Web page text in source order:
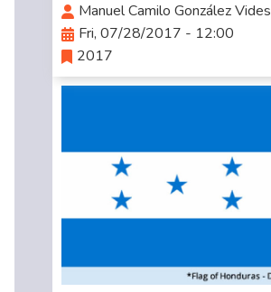
Manuel Camilo González Vides
Fri, 07/28/2017 - 12:00
2017